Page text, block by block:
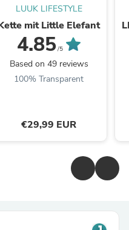
LUUK LIFESTYLE
mit Little Elefant
4.85/5
Based on 49 reviews
100% Transparent
€29,99 EUR